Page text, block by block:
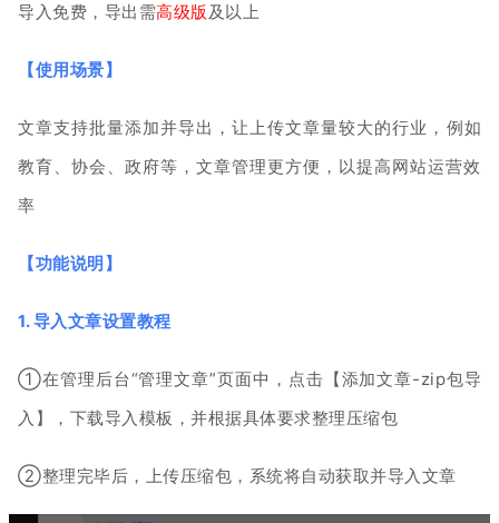
导入免费，导出需高级版及以上
【使用场景】
文章支持批量添加并导出，让上传文章量较大的行业，例如
教育、协会、政府等，文章管理更方便，以提高网站运营效
率
【功能说明 】
1. 导入文章设置教程
①在管理后台“管理文章”页面中， 点击 【添加文章-zip包导
入 】， 下载导入模板，并根据具体要求整理压缩包
②整理完毕后，上传压缩包，系统将自动获取并导入文章